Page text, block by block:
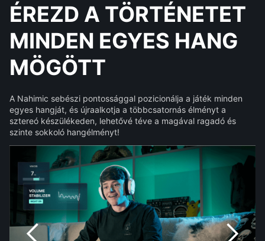
ÉREZD A TÖRTÉNETET
MINDEN EGYES HANG
MÖGÖTT
A Nahimic sebészi pontossággal pozicionálja a játék minden
egyes hangját, és újraalkotja a többcsatornás élményt a
sztereó készülékeden, lehetővé téve a magával ragadó és
szinte sokkoló hangélményt!